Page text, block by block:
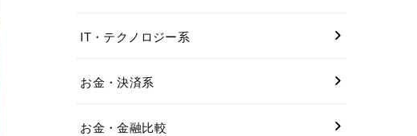
IT・テクノロジー系
お金・決済系
お金・金融比較